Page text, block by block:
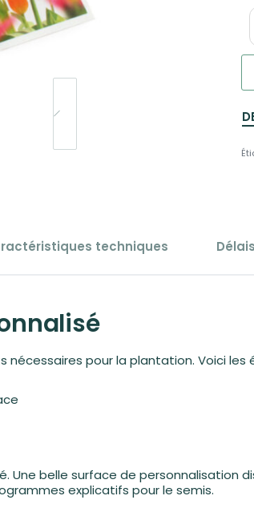
techniques Délais
nécessaires pour la plantation. Voici
belle surface de personnalisation
explicatifs pour le semis.